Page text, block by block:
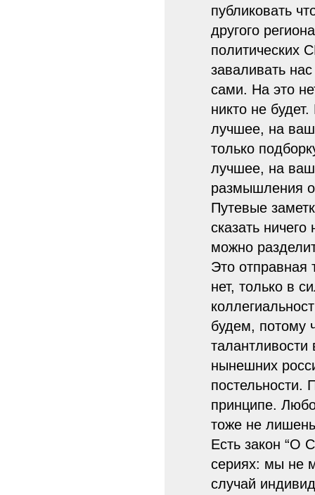
публиковать
другого
политических
заваливать
сами. На это
никто не
лучшее, на ваш
только
лучшее, на
размышления о
Путевые
сказать
можно
Это отправная
нет, только в
будем, потому
нынешних
постельности.
принципе.
тоже не
Есть закон “О
сериях: мы не
случай